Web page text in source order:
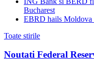
Bucharest
EBRD hails Moldova
Toate stirile
Noutati Federal